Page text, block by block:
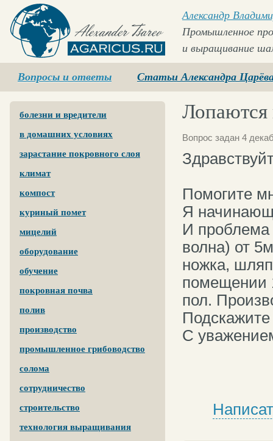
Agaricus.ru
Александр
Промышленное
и выращивание
Вопросы и ответы Статьи Александра
болезни и вредители
в домашних условиях
зарастание покровного слоя
климат
компост
куриный помет
мицелий
оборудование
обучение
покровная почва
полив
производство
промышленное грибоводство
солома
сотрудничество
строительство
технология выращивания
Лопаются
Вопрос задан 4
Помогите
Я
И
волна) от
ножка,
помещении
пол.
С